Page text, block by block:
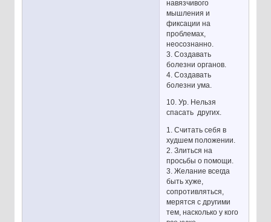
навязчивого
мышления и
фиксации на
проблемах,
неосознанно.
3. Создавать
болезни органов.
4. Создавать
болезни ума.
10. Ур. Нельзя
спасать других.
1. Считать себя в
худшем положении.
2. Злиться на
просьбы о помощи.
3. Желание всегда
быть хуже,
сопротивляться,
мерятся с другими
тем, насколько у кого